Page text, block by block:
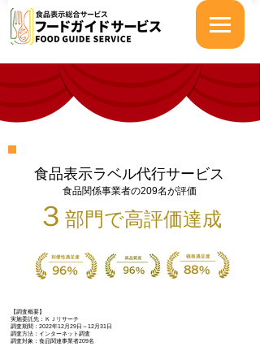
​食品表示ラベル代行サービス
​食品関係事業者の209名が評価
​３ 部門で高評価達成
【調査概要】
実施委託先：ＫＪリサーチ
調査期間：2022年12月29日～12月31日
調査方法：インターネット調査
調査対象：食品関連事業者209名